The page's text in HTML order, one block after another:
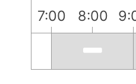
7:00 8:00